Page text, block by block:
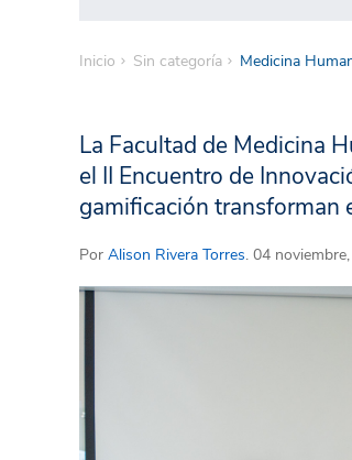
Inicio Sin categoría Medicina
La Facultad de Medicina
el II Encuentro de
gamificación transforman
Por Alison Rivera Torres. 04